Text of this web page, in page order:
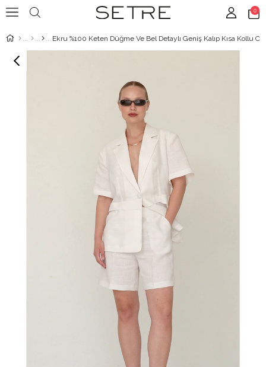
0
Ekru %100 Keten Düğme Ve Bel Detaylı Geniş Kalıp Kısa Kollu